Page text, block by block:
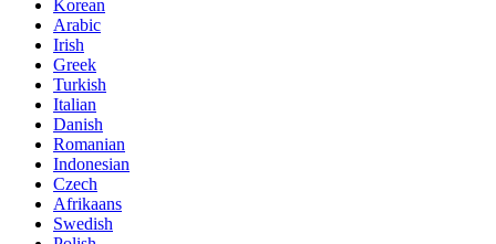
Korean
Arabic
Irish
Greek
Turkish
Italian
Danish
Romanian
Indonesian
Czech
Afrikaans
Swedish